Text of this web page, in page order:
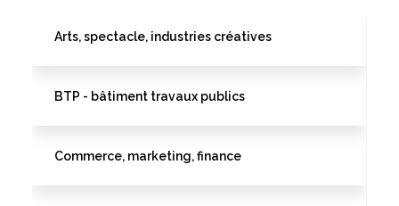
Arts, spectacle, industries créatives
BTP - bâtiment travaux publics
Commerce, marketing, finance